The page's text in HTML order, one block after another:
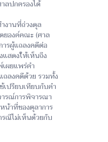
ลปกครองได้
งานที่ถ่วงดุล
ยองค์คณะ (ศาล
รผู้แถลงคดีต่อ
สดงให้เห็นถึง
ผยแพร่คำ
ลงคดีด้วย รวมทั้ง
เปรียบเทียบกับคำ
รณ์การพิจารณา
น้าที่ของตุลาการ
ณีไม่เห็นด้วยกับ